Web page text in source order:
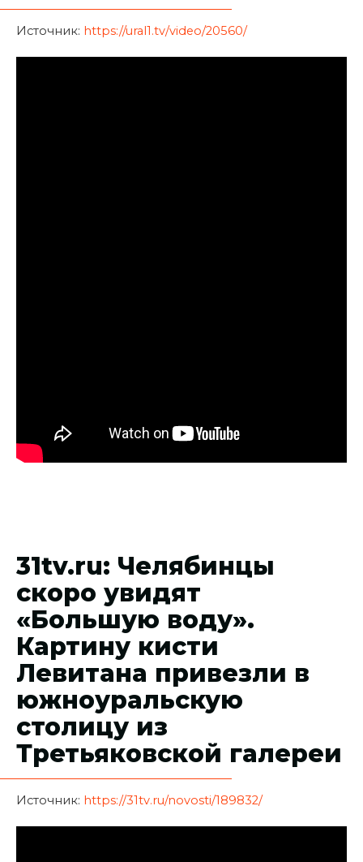
Источник: https://ural1.tv/video/20560/
31tv.ru: Челябинцы
скоро увидят
«Большую воду».
Картину кисти
Левитана привезли в
южноуральскую
столицу из
Третьяковской галереи
Источник: https://31tv.ru/novosti/189832/